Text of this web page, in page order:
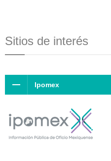
Sitios de interés
Ipomex